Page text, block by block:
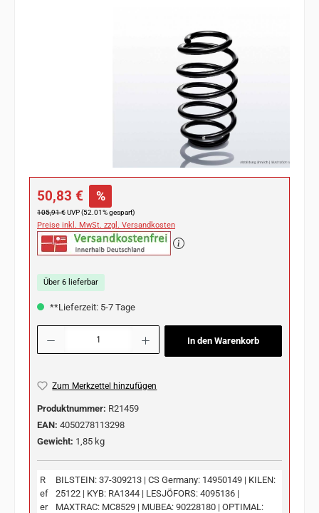
Verkaufspreis:
50,83 € %
Regulärer Preis:
105,91 €UVP (52.01% gespart)
Preise inkl. MwSt. zzgl. Versandkosten
Über 6 lieferbar
**Lieferzeit: 5-7 Tage
Produkt Anzahl: Gib den gewünschten Wert ein oder benutze die Schaltflächen
In den Warenkorb
Zum Merkzettel hinzufügen
Produktnummer: R21459
EAN: 4050278113298
Gewicht: 1,85 kg
R
ef
er
BILSTEIN: 37-309213 | CS Germany: 14950149 | KILEN:
25122 | KYB: RA1344 | LESJÖFORS: 4095136 |
MAXTRAC: MC8529 | MUBEA: 90228180 | OPTIMAL: